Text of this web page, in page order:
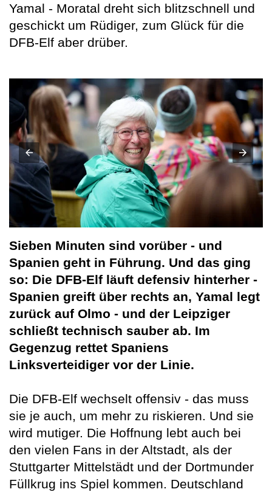
Yamal - Moratal dreht sich blitzschnell und
geschickt um Rüdiger, zum Glück für die
DFB-Elf aber drüber.
Sieben Minuten sind vorüber - und
Spanien geht in Führung. Und das ging
so: Die DFB-Elf läuft defensiv hinterher -
Spanien greift über rechts an, Yamal legt
zurück auf Olmo - und der Leipziger
schließt technisch sauber ab. Im
Gegenzug rettet Spaniens
Linksverteidiger vor der Linie.
Die DFB-Elf wechselt offensiv - das muss
sie je auch, um mehr zu riskieren. Und sie
wird mutiger. Die Hoffnung lebt auch bei
den vielen Fans in der Altstadt, als der
Stuttgarter Mittelstädt und der Dortmunder
Füllkrug ins Spiel kommen. Deutschland